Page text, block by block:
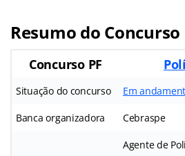
Resumo do Concurso
Concurso PF
Situação do concurso Em
Banca organizadora Cebraspe
Agente de